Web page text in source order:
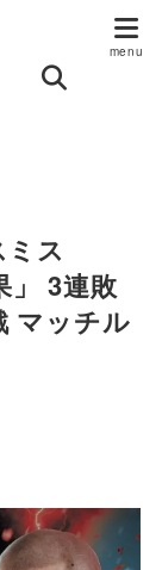
ス
」 3連敗
マッチル